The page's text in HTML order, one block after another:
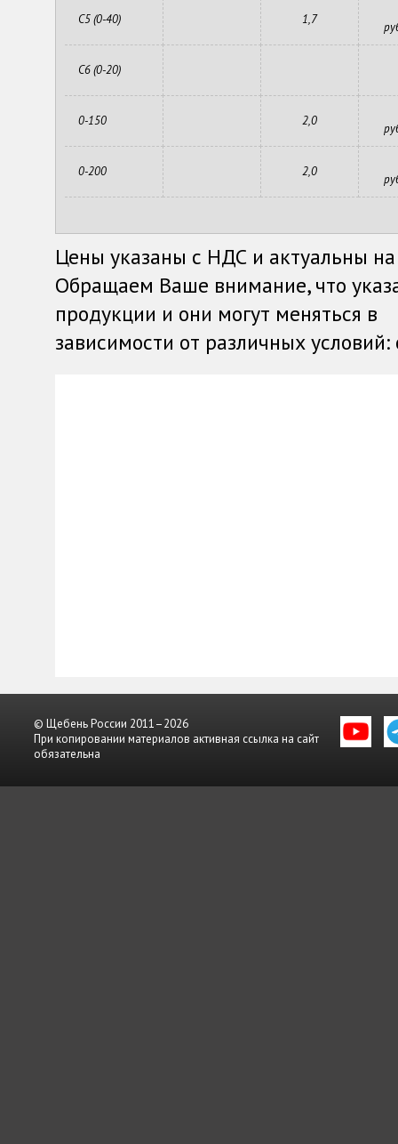
С5 (0-40) 1,7
С6 (0-20)
0-150 2,0
0-200 2,0
Цены указаны с НДС и актуальны
Обращаем Ваше внимание, что
продукции и они могут меняться в
зависимости от различных
© Щебень России 2011–2026
При копировании материалов активная ссылка на сайт
обязательна